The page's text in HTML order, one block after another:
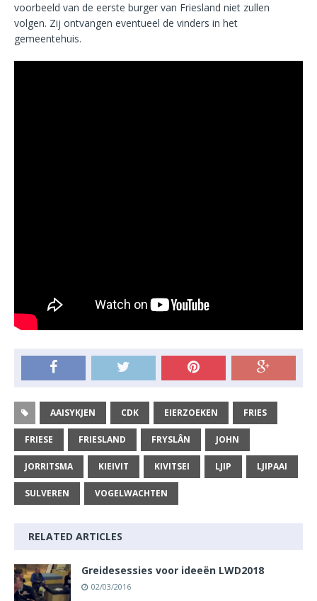
voorbeeld van de eerste burger van Friesland niet zullen
volgen. Zij ontvangen eventueel de vinders in het
gemeentehuis.
AAISYKJEN CDK EIERZOEKEN FRIES
FRIESE FRIESLAND FRYSLÂN JOHN
JORRITSMA KIEIVIT KIVITSEI LJIP LJIPAAI
SULVEREN VOGELWACHTEN
RELATED ARTICLES
Greidesessies voor ideeën LWD2018
02/03/2016